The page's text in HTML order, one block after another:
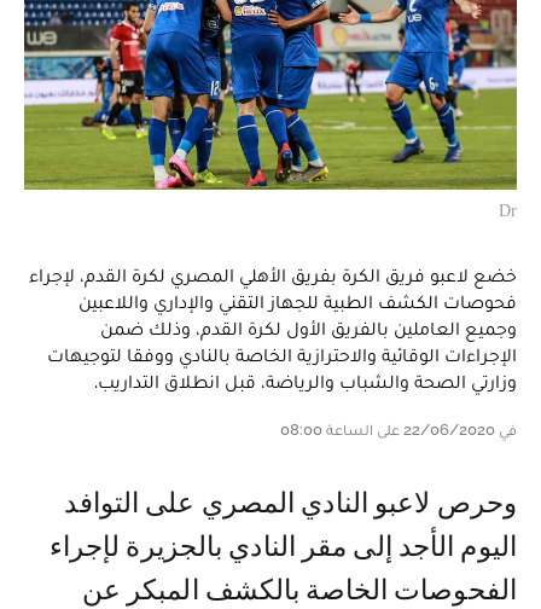
Dr
خضع لاعبو فريق الكرة بفريق الأهلي المصري لكرة القدم، لإجراء
فحوصات الكشف الطبية للجهاز التقني والإداري واللاعبين
وجميع العاملين بالفريق الأول لكرة القدم، وذلك ضمن
الإجراءات الوقائية والاحترازية الخاصة بالنادي ووفقا لتوجيهات
وزارتي الصحة والشباب والرياضة، قبل انطلاق التداريب.
في 22/06/2020 على الساعة 08:00
وحرص لاعبو النادي المصري على التوافد
اليوم الأجد إلى مقر النادي بالجزيرة لإجراء
الفحوصات الخاصة بالكشف المبكر عن